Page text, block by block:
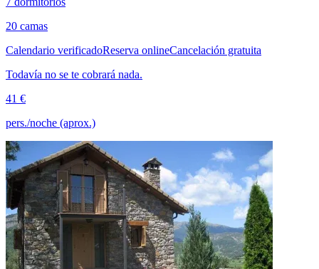
20 camas
Calendario verificadoReserva onlineCancelación gratuita
Todavía no se te cobrará nada.
41 €
pers./noche (aprox.)